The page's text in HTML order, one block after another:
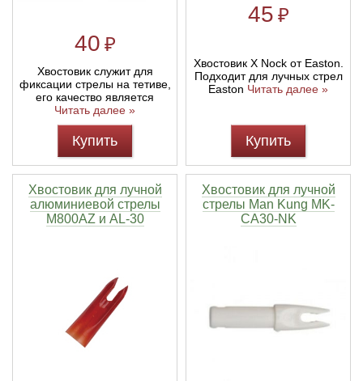
40 ₽
Хвостовик служит для
фиксации стрелы на тетиве,
его качество является
Читать далее »
Купить
45 ₽
Хвостовик X Nock от Easton.
Подходит для лучных стрел
Easton Читать далее »
Купить
Хвостовик для лучной
алюминиевой стрелы
M800AZ и AL-30
Хвостовик для лучной
стрелы Man Kung MK-
CA30-NK